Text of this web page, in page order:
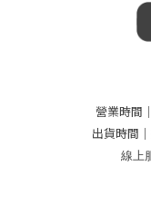
營業時間
出貨時間
線上